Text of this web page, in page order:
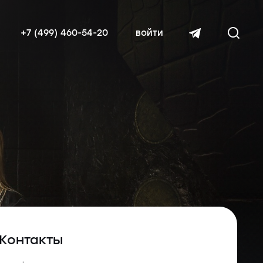
читать далее
+7 (499) 460-54-20 войти
Контакты